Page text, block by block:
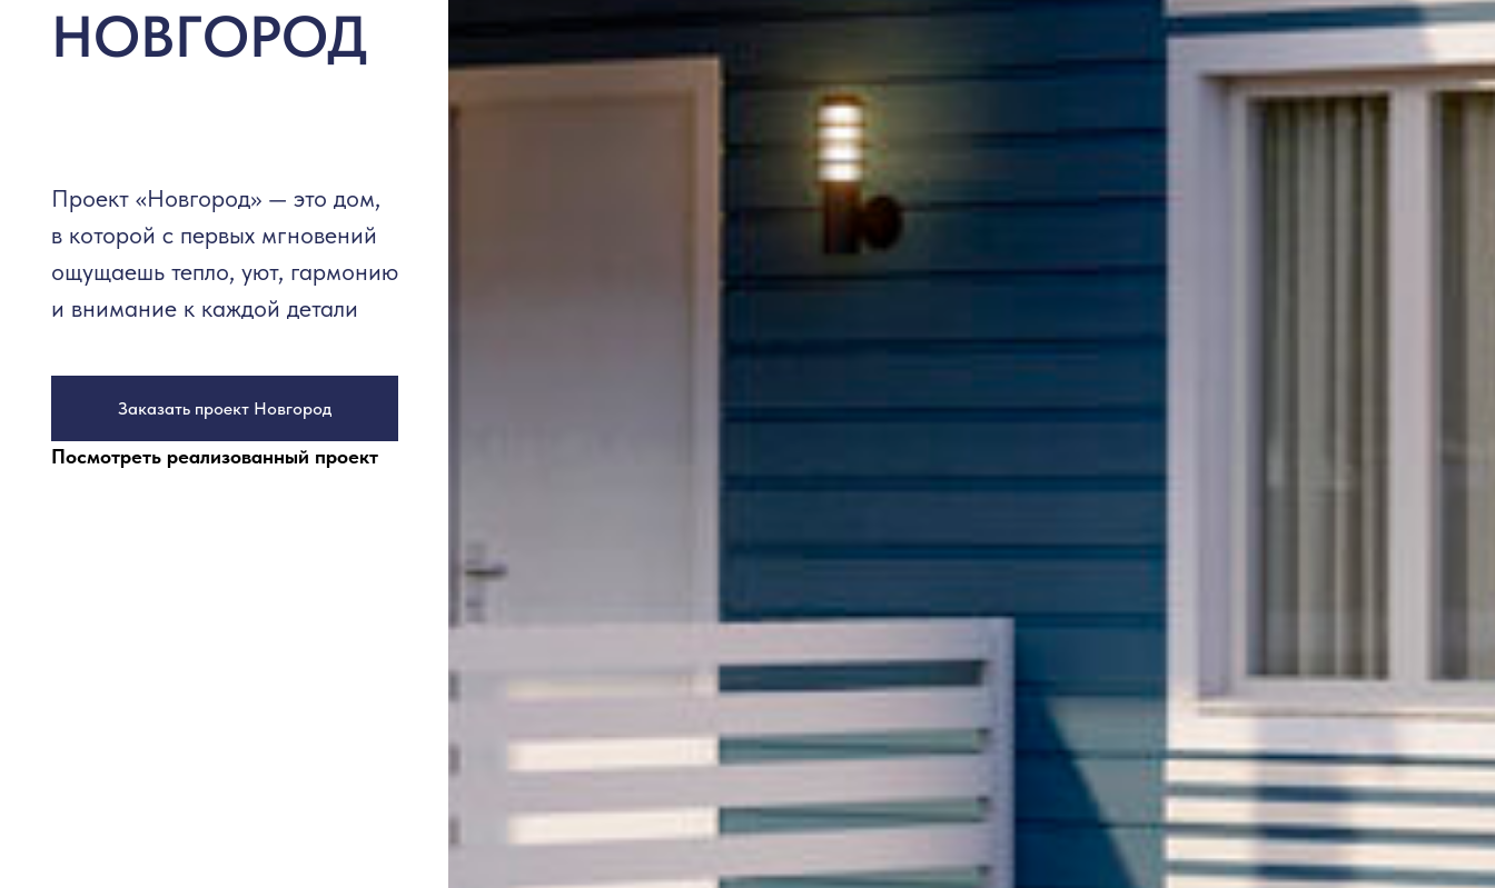
НОВГОРОД
Проект «Новгород» — это дом,
в которой с первых мгновений
ощущаешь тепло, уют, гармонию
и внимание к каждой детали
Заказать проект Новгород
Посмотреть реализованный проект